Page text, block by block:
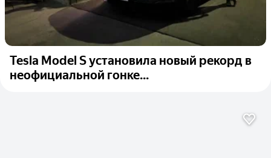
Tesla Model S установила новый рекорд в
неофициальной гонке...